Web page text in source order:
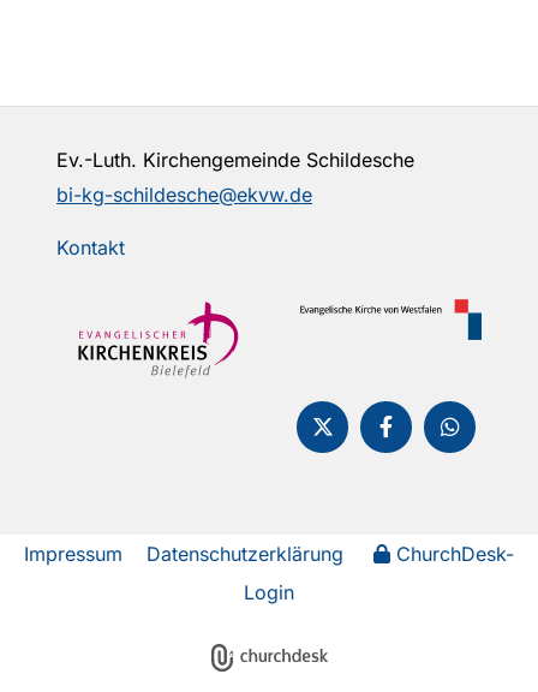
Ev.-Luth. Kirchengemeinde Schildesche
bi-kg-schildesche@ekvw.de
Kontakt
Impressum Datenschutzerklärung
ChurchDesk-
Login